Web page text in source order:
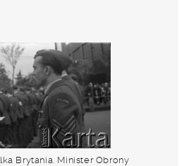
Brytania. Minister Obrony